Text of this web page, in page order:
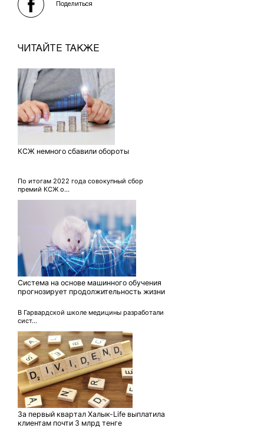
Поделиться
ЧИТАЙТЕ ТАКЖЕ
КСЖ немного сбавили обороты
По итогам 2022 года совокупный сбор
премий КСЖ о...
Система на основе машинного обучения
прогнозирует продолжительность жизни
В Гарвардской школе медицины разработали
сист...
За первый квартал Халык-Life выплатила
клиентам почти 3 млрд тенге